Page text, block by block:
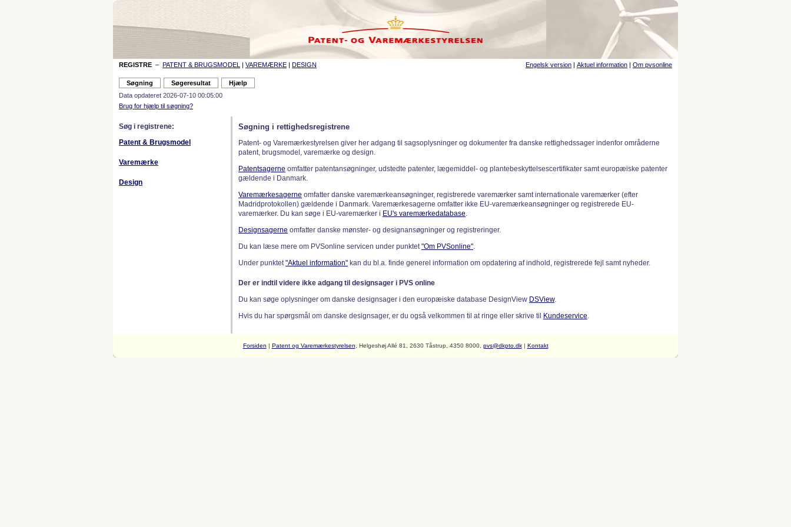
REGISTRE – PATENT & BRUGSMODEL | VAREMÆRKE | DESIGN Engelsk version | Aktuel information | Om pvsonline
Data opdateret 2026-07-10 00:05:00
Brug for hjælp til søgning?
Søg i registrene:
Patent & Brugsmodel
Varemærke
Design
Søgning i rettighedsregistrene
Patent- og Varemærkestyrelsen giver her adgang til sagsoplysninger og dokumenter fra danske rettighedssager indenfor områderne
patent, brugsmodel, varemærke og design.
Patentsagerne omfatter patentansøgninger, udstedte patenter, lægemiddel- og plantebeskyttelsescertifikater samt europæiske patenter
gældende i Danmark.
Varemærkesagerne omfatter danske varemærkeansøgninger, registrerede varemærker samt internationale varemærker (efter
Madridprotokollen) gældende i Danmark. Varemærkesagerne omfatter ikke EU-varemærkeansøgninger og registrerede EU-
varemærker. Du kan søge i EU-varemærker i EU's varemærkedatabase.
Designsagerne omfatter danske mønster- og designansøgninger og registreringer.
Du kan læse mere om PVSonline servicen under punktet"Om PVSonline".
Under punktet"Aktuel information" kan du bl.a. finde generel information om opdatering af indhold, registrerede fejl samt nyheder.
Der er indtil videre ikke adgang til designsager i PVS online
Du kan søge oplysninger om danske designsager i den europæiske database DesignView DSView.
Hvis du har spørgsmål om danske designsager, er du også velkommen til at ringe eller skrive til
Kundeservice.
Forsiden | Patent og Varemærkestyrelsen , Helgeshøj Allé 81, 2630 Tåstrup, 4350 8000, pvs@dkpto.dk| Kontakt